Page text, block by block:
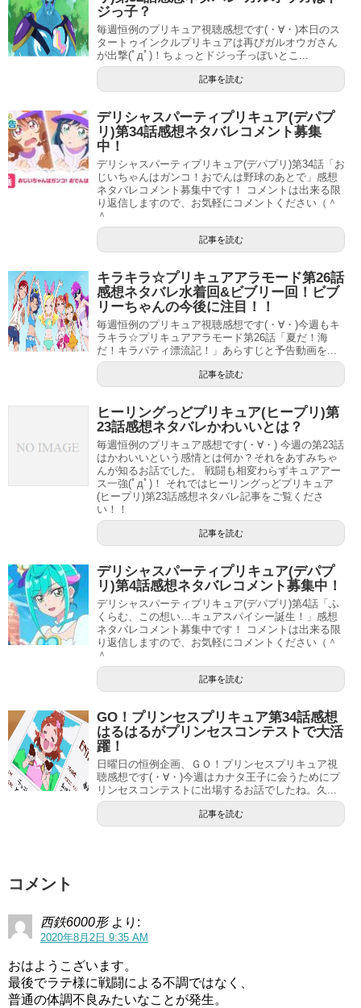
猫目#precure pic.twitter.com/mMUUdo1wiH
— プリキュアオールスターズ(PAS)
(@811kei1500bannd)August 1, 2020
相変わらず今日は顔芸がすごい(;’∀’)
これはニャトランがしゃべって誤魔化すところです笑
織江さんのお店はアロマショップ。
商品の陳列やチラシ貼りを手伝いさらにニャトランはビー
ズで飾りを作り、さらにプレゼントを贈って織江さんに気
持ちを伝えようと決意します。
この時のひなたちゃんは好意的パートナー交代の危機はあ
まり感じてませんね。
い つ も の
#precure
pic.twitter.com/Qzq8VqW3MK
— ぱく (@pac_amniotic)August 1, 2020
プリキュアといえば本当にビーズがよく出てきますねー
もはや恒例となっている気もします（笑
#precure pic.twitter.com/NSz4AlcDlA
— たっくん (@godmikan)August 1, 2020
— 梅サワー (@umesawaalone)August 1, 2020
そして織江さんのお店にキングビョーゲンが(ﾟдﾟ)！
今日はバテテモータくん単独の出動でしたね。
なんだかんだでお互い両想いということを確認するのがよ
あらら #precure #ヒープリ
pic.twitter.com/npQ7qddlq4
ジっ子？
毎週恒例のプリキュア視聴感想です(・∀・)本日のス
タートゥインクルプリキュアは再びガルオウガさん
が出撃(ﾟдﾟ)！ちょっとドジっ子っぽいとこ...
記事を読む
デリシャスパーティプリキュア(デパプ
リ)第34話感想ネタバレコメント募集
中！
デリシャスパーティプリキュア(デパプリ)第34話「お
じいちゃんはガンコ！おでんは野球のあとで」感想
ネタバレコメント募集中です！ コメントは出来る限
り返信しますので、お気軽にコメントください（＾
＾
記事を読む
キラキラ☆プリキュアアラモード第26話
感想ネタバレ水着回&ビブリー回！ビブ
リーちゃんの今後に注目！！
毎週恒例のプリキュア視聴感想です(・∀・)今週もキ
ラキラ☆プリキュアアラモード第26話「夏だ！海
だ！キラパティ漂流記！」あらすじと予告動画を...
記事を読む
ヒーリングっどプリキュア(ヒープリ)第
23話感想ネタバレかわいいとは？
毎週恒例のプリキュア感想です(・∀・) 今週の第23話
はかわいいという感情とは何か？それをあすみちゃ
んが知るお話でした。 戦闘も相変わらずキュアアー
ス一強(ﾟдﾟ)！ それではヒーリングっどプリキュア
(ヒープリ)第23話感想ネタバレ記事をご覧くださ
い！！
記事を読む
デリシャスパーティプリキュア(デパプ
リ)第4話感想ネタバレコメント募集中！
デリシャスパーティプリキュア(デパプリ)第4話「ふ
くらむ、この想い…キュアスパイシー誕生！」感想
ネタバレコメント募集中です！ コメントは出来る限
り返信しますので、お気軽にコメントください（＾
＾
記事を読む
GO！プリンセスプリキュア第34話感想
はるはるがプリンセスコンテストで大活
躍！
日曜日の恒例企画、ＧＯ！プリンセスプリキュア視
聴感想です(・∀・)今週はカナタ王子に会うためにプ
リンセスコンテストに出場するお話でしたね。久...
記事を読む
コメント
西鉄6000形 より:
2020年8月2日 9:35 AM
おはようこざいます。
最後でラテ様に戦闘による不調ではなく、
普通の体調不良みたいなことが発生。